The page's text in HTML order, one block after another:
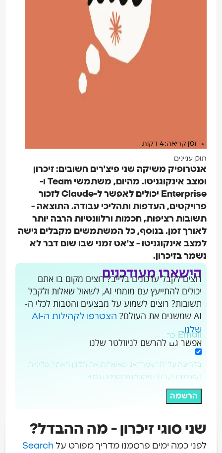
זמן קריאה: 4 דקות
תוכן עניינים
אנטרופיק משיקה שני פיצ'רים חשובים: זיכרון
ומצב אינקוגניטו. מהיום, משתמשי Team ו-
Enterprise יכולים לאפשר ל-Claude לזכור
פרויקטים, העדפות ותהליכי עבודה. התוצאה -
תשובות רציפות, חכמות ורלוונטיות הרבה יותר
לאורך זמן. בנוסף, כל המשתמשים מקבלים גישה
למצב אינקוגניטו - צ'אט זמני שבו שום דבר לא
נשמר בזיכרון.
הישארו מעודכנים
רוצים לקבל עדכונים בלייב? רוצים מקום בו אתם
יכולים להתייעץ עם מומחי AI, לשאול שאלות ולקבל
תשובות? רוצים לשמוע על מבצעים והטבות לכלי ה-
AI שמשנים את העולם?
הצטרפו לקהילות ה-AI
שלנו.
אפשר גם להרשם לניוזלטר שלנו
Email
בלחיצה על "הרשמה" אני מאשר/ת את תקנון האתר, מדיניות
הפרטיות וקבלת מסרים פרסומיים במייל
הרשמה
שני סוגי זיכרון - מה ההבדל?
לפני כמה ימים פרסמנו מדריך מפורט על Search